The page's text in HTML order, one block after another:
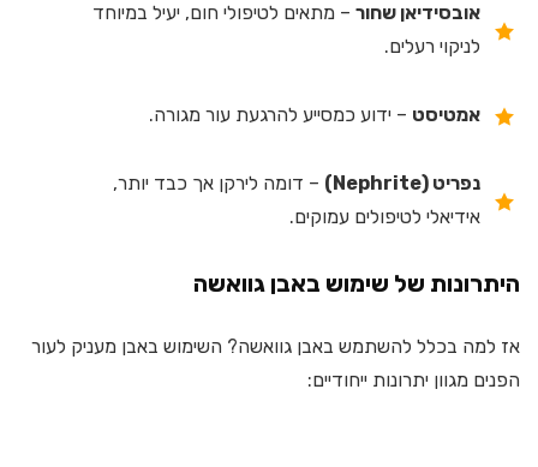
אובסידיאן שחור – מתאים לטיפולי חום, יעיל במיוחד
לניקוי רעלים.
אמטיסט – ידוע כמסייע להרגעת עור מגורה.
נפריט (Nephrite)
– דומה לירקן אך כבד יותר,
אידיאלי לטיפולים עמוקים.
היתרונות של שימוש באבן גוואשה
אז למה בכלל להשתמש באבן גוואשה? השימוש באבן מעניק לעור
הפנים מגוון יתרונות ייחודיים: